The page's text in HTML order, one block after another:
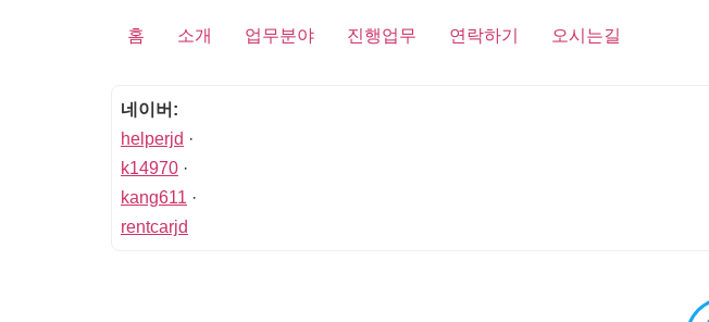
홈 소개 업무분야 진행업무 연락하기 오시는길
네이버:
helperjd ·
k14970 ·
kang611 ·
rentcarjd